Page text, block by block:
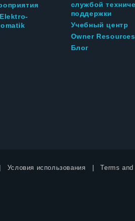
службой
поддержки
Учебный центр
Owner Resources
Блог
Условия использования Terms